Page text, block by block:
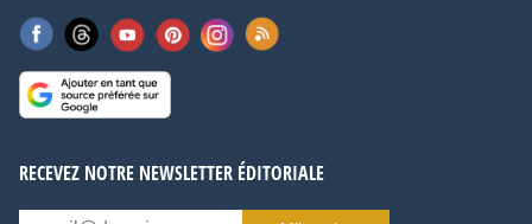
RECEVEZ NOTRE NEWSLETTER ÉDITORIALE